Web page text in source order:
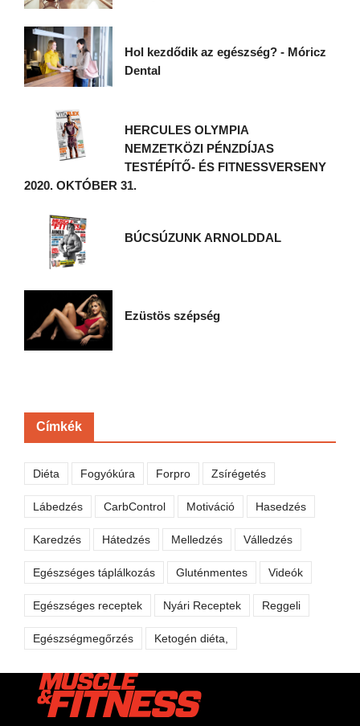
Hol kezdődik az egészség? - Móricz
Dental
HERCULES OLYMPIA
NEMZETKÖZI PÉNZDÍJAS
TESTÉPÍTŐ- ÉS FITNESSVERSENY
2020. OKTÓBER 31.
BÚCSÚZUNK ARNOLDDAL
Ezüstös szépség
Címkék
Diéta Fogyókúra Forpro Zsírégetés
Lábedzés CarbControl Motiváció Hasedzés
Karedzés Hátedzés Melledzés Válledzés
Egészséges táplálkozás Gluténmentes Videók
Egészséges receptek Nyári Receptek Reggeli
Egészségmegőrzés Ketogén diéta,